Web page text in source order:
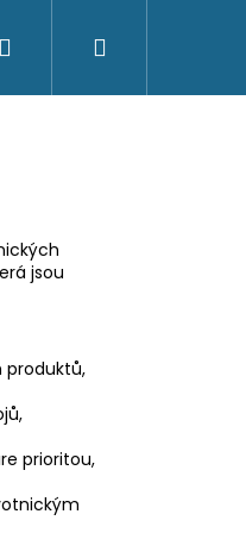
Přihlášení
jsou
produktů,
prioritou,